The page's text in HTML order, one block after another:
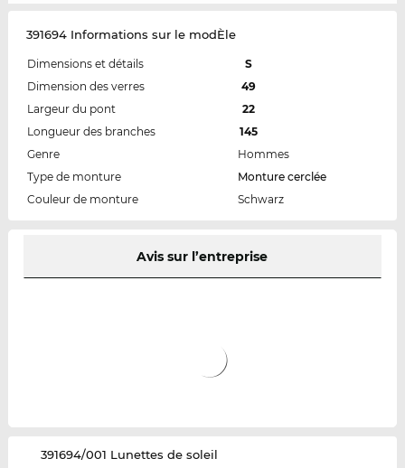
391694 Informations sur le modÈle
Dimensions et détails
S
Dimension des verres
49
Largeur du pont
22
Longueur des branches
145
Genre
Hommes
Type de monture
Monture cerclée
Couleur de monture
Schwarz
Avis sur l’entreprise
‌391694/001 Lunettes de soleil